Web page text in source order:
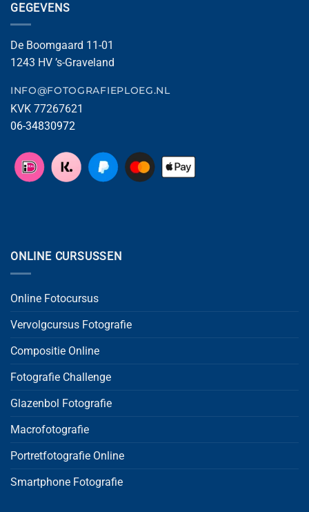
GEGEVENS
De Boomgaard 11-01
1243 HV ’s-Graveland
INFO@FOTOGRAFIEPLOEG.NL
KVK 77267621
06-34830972
ONLINE CURSUSSEN
Online Fotocursus
Vervolgcursus Fotografie
Compositie Online
Fotografie Challenge
Glazenbol Fotografie
Macrofotografie
Portretfotografie Online
Smartphone Fotografie